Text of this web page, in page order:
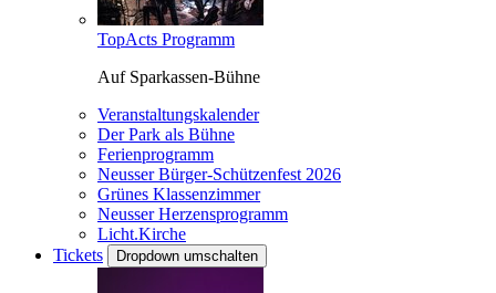
TopActs Programm
Auf Sparkassen-Bühne
Veranstaltungskalender
Der Park als Bühne
Ferienprogramm
Neusser Bürger-Schützenfest 2026
Grünes Klassenzimmer
Neusser Herzensprogramm
Licht.Kirche
Tickets
Dropdown umschalten